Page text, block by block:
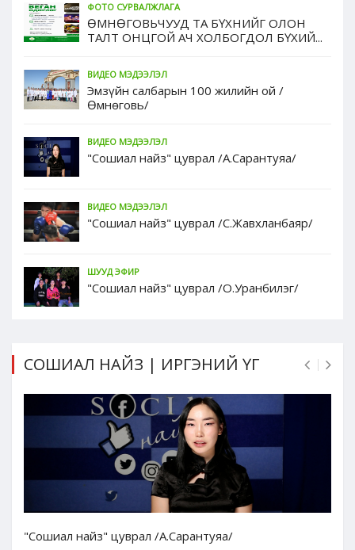
ФОТО СУРВАЛЖЛАГА
ӨМНӨГОВЬЧУУД ТА БҮХНИЙГ ОЛОН
ТАЛТ ОНЦГОЙ АЧ ХОЛБОГДОЛ БҮХИЙ...
ВИДЕО МЭДЭЭЛЭЛ
Эмзүйн салбарын 100 жилийн ой /
Өмнөговь/
ВИДЕО МЭДЭЭЛЭЛ
"Сошиал найз" цуврал /А.Сарантуяа/
ВИДЕО МЭДЭЭЛЭЛ
"Сошиал найз" цуврал /С.Жавхланбаяр/
ШУУД ЭФИР
"Сошиал найз" цуврал /О.Уранбилэг/
СОШИАЛ НАЙЗ | ИРГЭНИЙ ҮГ
"Сошиал найз" цуврал /А.Сарантуяа/